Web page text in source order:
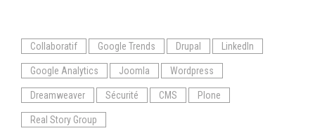
Collaboratif Google Trends Drupal LinkedIn
Google Analytics Joomla Wordpress
Dreamweaver Sécurité CMS Plone
Real Story Group